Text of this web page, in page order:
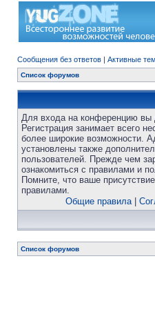
Сообщения без ответов | Активные
Список форумов
Для входа на конференцию вы
Регистрация занимает всего
более широкие возможности.
установлены также
пользователей. Прежде чем
ознакомиться с правилами и
Помните, что ваше
правилами.
Общие правила|
Список форумов